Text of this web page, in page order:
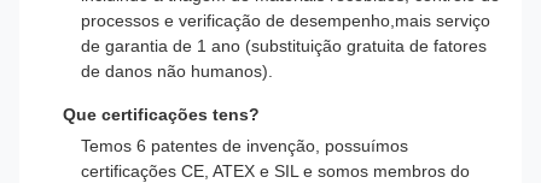
processos e verificação de desempenho,mais serviço
de garantia de 1 ano (substituição gratuita de fatores
de danos não humanos).
Que certificações tens?
Temos 6 patentes de invenção, possuímos
certificações CE, ATEX e SIL e somos membros do